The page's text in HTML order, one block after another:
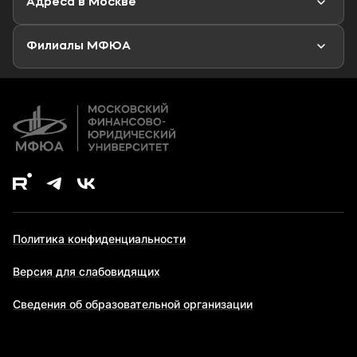
Аспирантура
Дополнительное образование
Адреса в Москве
Филиалы МФЮА
Политика конфиденциальности
Версия для слабовидящих
Сведения об образовательной организации